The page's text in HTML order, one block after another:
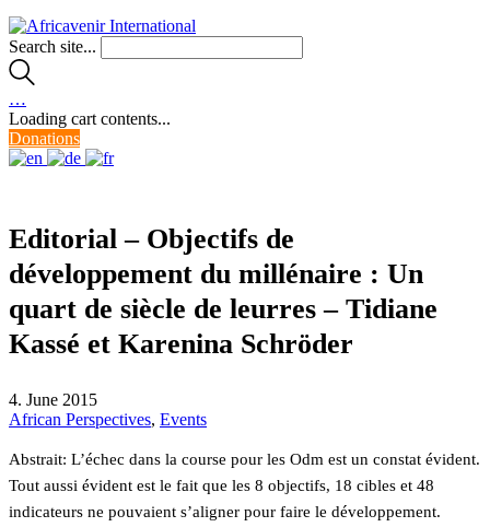
Search site...
…
Loading cart contents...
Donations
Editorial – Objectifs de
développement du millénaire : Un
quart de siècle de leurres – Tidiane
Kassé et Karenina Schröder
4. June 2015
African Perspectives, Events
Abstrait: L’échec dans la course pour les Odm est un constat évident.
Tout aussi évident est le fait que les 8 objectifs, 18 cibles et 48
indicateurs ne pouvaient s’aligner pour faire le développement.